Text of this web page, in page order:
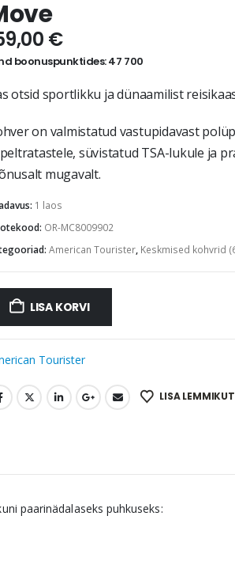
€
boonuspunktides: 47 700
otsid sportlikku ja dünaamilist
on valmistatud vastupidavast
süvistatud TSA-lukule ja
mugavalt.
1 laos
OR-MC8009902
American Tourister, Keskmised kohvrid
LISA KORVI
Tourister
LISA
paarinädalaseks puhkuseks: